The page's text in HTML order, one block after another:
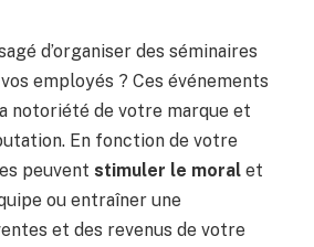
d’organiser des séminaires
employés ? Ces événements
notoriété de votre marque et
En fonction de votre
peuvent stimuler le moral et
ou entraîner une
et des revenus de votre